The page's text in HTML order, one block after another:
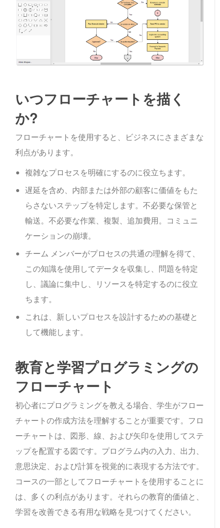
いつフローチャートを描く
か?
フローチャートを使用すると、ビジネスにさまざまな
利点があります。
複雑なプロセスを明確にするのに役立ちます。
遅延を含め、内部または外部の顧客に価値をもた
らさないステップを特定します。不必要な保管と
輸送。不必要な作業、複製、追加費用。コミュニ
ケーションの崩壊。
チーム メンバーがプロセスの共通の理解を得て、
この知識を使用してデータを収集し、問題を特定
し、議論に集中し、リソースを特定するのに役立
ちます。
これは、新しいプロセスを設計するための基礎と
して機能します。
教育と学習プログラミングの
フローチャート
初心者にプログラミングを教える場合、学生がフロー
チャートの作成方法を理解することが重要です。フロ
ーチャートは、図形、線、および矢印を使用してステ
ップを配置する図です。プログラム内の入力、出力、
意思決定、および計算を視覚的に表現する方法です。
コースの一部としてフローチャートを使用することに
は、多くの利点があります。それらの教育的価値と、
学習を改善できる有用な戦略を見つけてください。